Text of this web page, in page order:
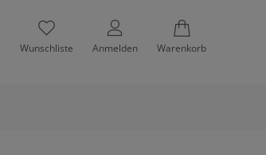
Wunschliste Anmelden Warenkorb